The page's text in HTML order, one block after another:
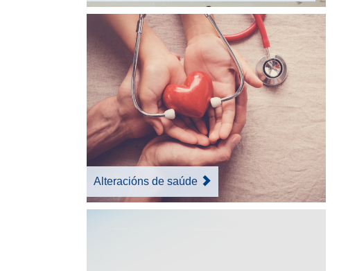
Alteracións de saúde